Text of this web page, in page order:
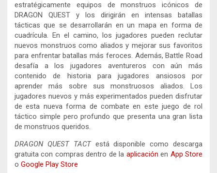
estratégicamente equipos de monstruos icónicos de
DRAGON QUEST y los dirigirán en intensas batallas
tácticas que se desarrollarán en un mapa en forma de
cuadrícula. En el camino, los jugadores pueden reclutar
nuevos monstruos como aliados y mejorar sus favoritos
para enfrentar batallas más feroces. Además, Battle Road
desafía a los jugadores aventureros con aún más
contenido de historia para jugadores ansiosos por
aprender más sobre sus monstruosos aliados. Los
jugadores nuevos y más experimentados pueden disfrutar
de esta nueva forma de combate en este juego de rol
táctico simple pero profundo que presenta una gran lista
de monstruos queridos.
DRAGON QUEST TACTestá disponible como descarga
gratuita con compras dentro de la aplicación en App Store
o Google Play Store